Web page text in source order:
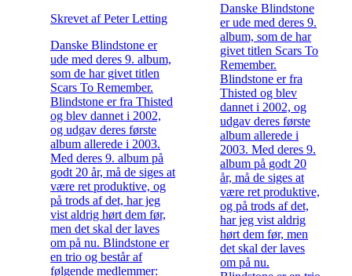
Skrevet af Peter Letting
Danske Blindstone er
ude med deres 9. album,
som de har givet titlen
Scars To Remember.
Blindstone er fra Thisted
og blev dannet i 2002,
og udgav deres første
album allerede i 2003.
Med deres 9. album på
godt 20 år, må de siges at
være ret produktive, og
på trods af det, har jeg
vist aldrig hørt dem før,
men det skal der laves
om på nu. Blindstone er
en trio og består af
følgende medlemmer:
Danske Blindstone
er ude med deres 9.
album, som de har
givet titlen Scars To
Remember.
Blindstone er fra
Thisted og blev
dannet i 2002, og
udgav deres første
album allerede i
2003. Med deres 9.
album på godt 20
år, må de siges at
være ret produktive,
og på trods af det,
har jeg vist aldrig
hørt dem før, men
det skal der laves
om på nu.